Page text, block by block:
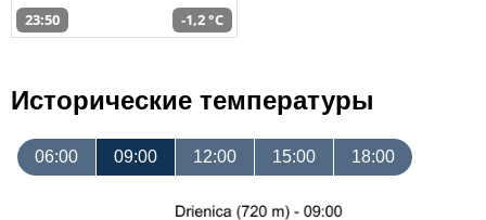
23:50 -1,2 °C
Исторические температуры
06:00 09:00 12:00 15:00 18:00